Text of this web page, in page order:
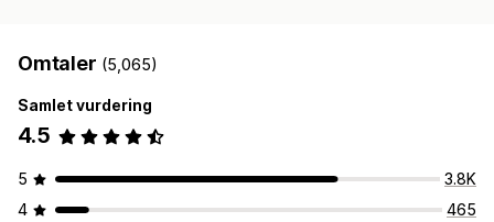
Omtaler (5,065)
Samlet vurdering
4.5
5
3.8K
4
465